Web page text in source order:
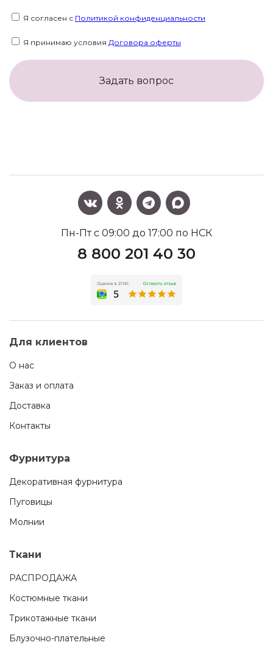
Я согласен с Политикой конфиденциальности
Я принимаю условия Договора оферты
Задать вопрос
Пн-Пт с 09:00 до 17:00 по НСК
8 800 201 40 30
Для клиентов
О нас
Заказ и оплата
Доставка
Контакты
Фурнитура
Декоративная фурнитура
Пуговицы
Молнии
Ткани
РАСПРОДАЖА
Костюмные ткани
Трикотажные ткани
Блузочно-плательные